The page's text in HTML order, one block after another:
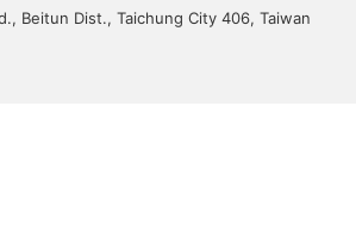
Beitun Dist., Taichung City 406, Taiwan